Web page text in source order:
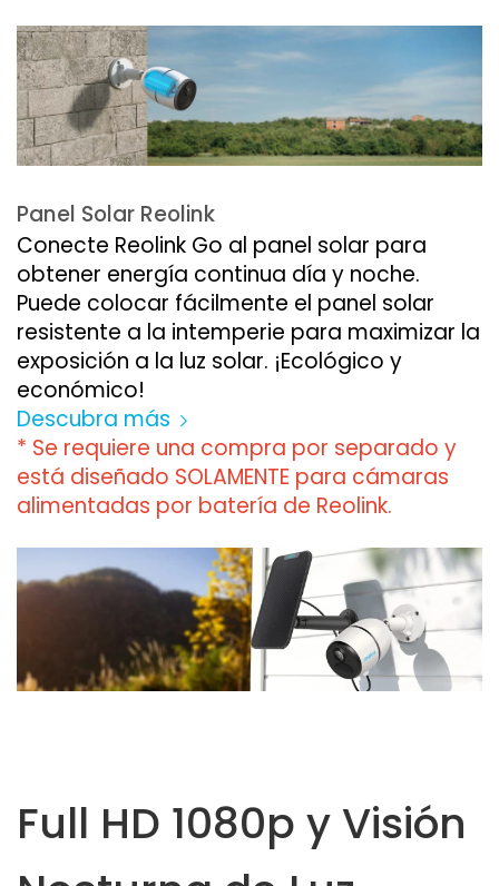
Panel Solar Reolink
Conecte Reolink Go al panel solar para
obtener energía continua día y noche.
Puede colocar fácilmente el panel solar
resistente a la intemperie para maximizar la
exposición a la luz solar. ¡Ecológico y
económico!
Descubra más
* Se requiere una compra por separado y
está diseñado SOLAMENTE para cámaras
alimentadas por batería de Reolink.
Full HD 1080p y Visión